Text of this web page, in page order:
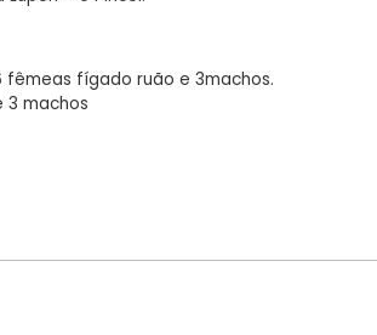
fêmeas fígado ruão e 3machos.
3 machos